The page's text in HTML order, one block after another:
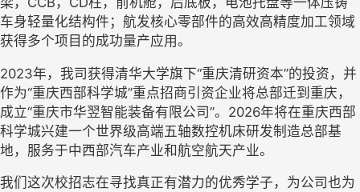
车身轻量化结构件；航发核心零部件的高效高精度加工领域
获得多个项目的成功量产应用。
2023年，我司获得清华大学旗下“重庆清研资本”的投资，并
作为“重庆西部科学城”重点招商引资企业将总部迁到重庆，
成立“重庆市华翌智能装备有限公司”。2026年将在重庆西部
科学城兴建一个世界级高端五轴数控机床研发制造总部基
地，服务于中西部汽车产业和航空航天产业。
我们这次校招志在寻找真正有潜力的优秀学子，为公司也为